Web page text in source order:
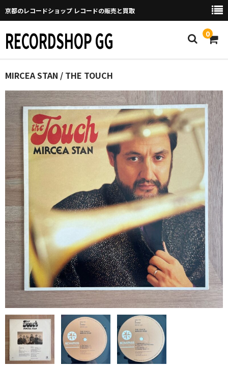
京都のレコードショップ レコードの販売と買取
RECORDSHOP GG 0
Home
マイページ
GGについて
買取について
取り置きなどについて
Categories
New Arrivals
新譜
GG RECORD （当店のレーベル）
全商品
JAZZ-US
BLUE NOTE
JAZZ-EU
JAZZ-JP
MIRCEA STAN / THE TOUCH